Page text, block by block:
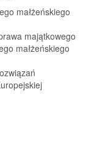
małżeńskiego
majątkowego
małżeńskiego